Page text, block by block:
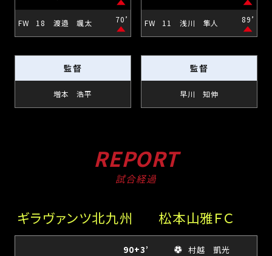
FW 18 渡邉 颯太 70’
監督
増本 浩平
FW 11 浅川 隼人 89’
監督
早川 知伸
REPORT
試合経過
ギラヴァンツ北九州 松本山雅ＦＣ
90+3’ 村越 凱光